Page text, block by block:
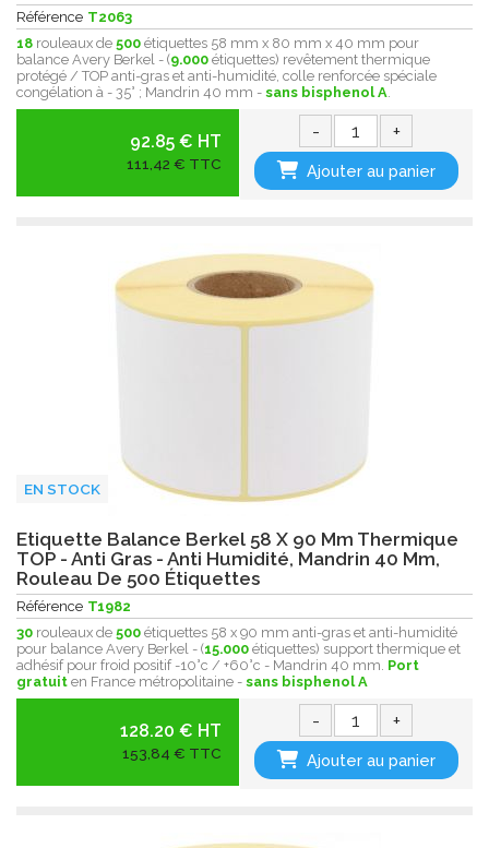
Référence T2063
18 rouleaux de 500 étiquettes 58 mm x 80 mm x 40 mm pour
balance Avery Berkel - (9.000 étiquettes) revêtement thermique
protégé / TOP anti-gras et anti-humidité, colle renforcée spéciale
congélation à - 35° ; Mandrin 40 mm - sans bisphenol A
92.85 € HT
111,42 € TTC
- +
Ajouter au panier
EN STOCK
Etiquette Balance Berkel 58 X 90 Mm Thermique
TOP - Anti Gras - Anti Humidité, Mandrin 40 Mm,
Rouleau De 500 Étiquettes
Référence T1982
30 rouleaux de 500 étiquettes 58 x 90 mm anti-gras et anti-humidité
pour balance Avery Berkel - (15.000 étiquettes) support thermique et
adhésif pour froid positif -10°c / +60°c - Mandrin 40 mm. Port
gratuit en France métropolitaine - sans bisphenol A
128.20 € HT
153,84 € TTC
- +
Ajouter au panier